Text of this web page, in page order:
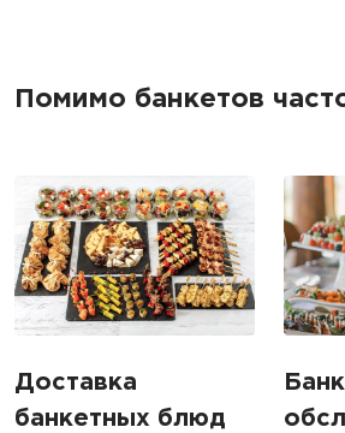
Помимо банкетов
Доставка
банкетных блюд